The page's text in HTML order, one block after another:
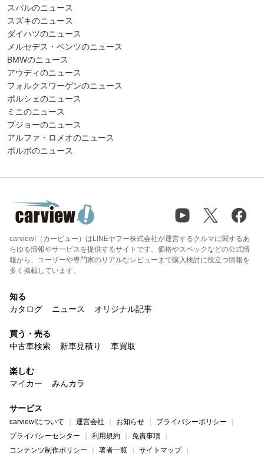
スバルのニュース
スズキのニュース
ダイハツのニュース
メルセデス・ベンツのニュース
BMWのニュース
アウディのニュース
フォルクスワーゲンのニュース
ポルシェのニュース
ミニのニュース
プジョーのニュース
アルファ・ロメオのニュース
ボルボのニュース
carview!（カービュー）はLINEヤフー株式会社が運営するクルマに関するあ
らゆる情報やサービスを提供するサイトです。価格やスペックなどの公式情
報から、ユーザーや専門家のリアルなレビューまで購入検討に役立つ情報を
多く掲載しています。
知る
カタログ
ニュース オリジナル記事
買う・売る
中古車検索
新車見積り 車買取
楽しむ
マイカー
みんカラ
サービス
carview!について 運営会社 お知らせ
プライバシーポリシー
プライバシーセンター
利用規約
免責事項
コンテンツ制作ポリシー
著者一覧 サイトマップ